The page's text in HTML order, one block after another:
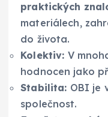
praktických
materiálech,
do života.
Kolektiv: V
hodnocen jako
Stabilita: OBI je
společnost.